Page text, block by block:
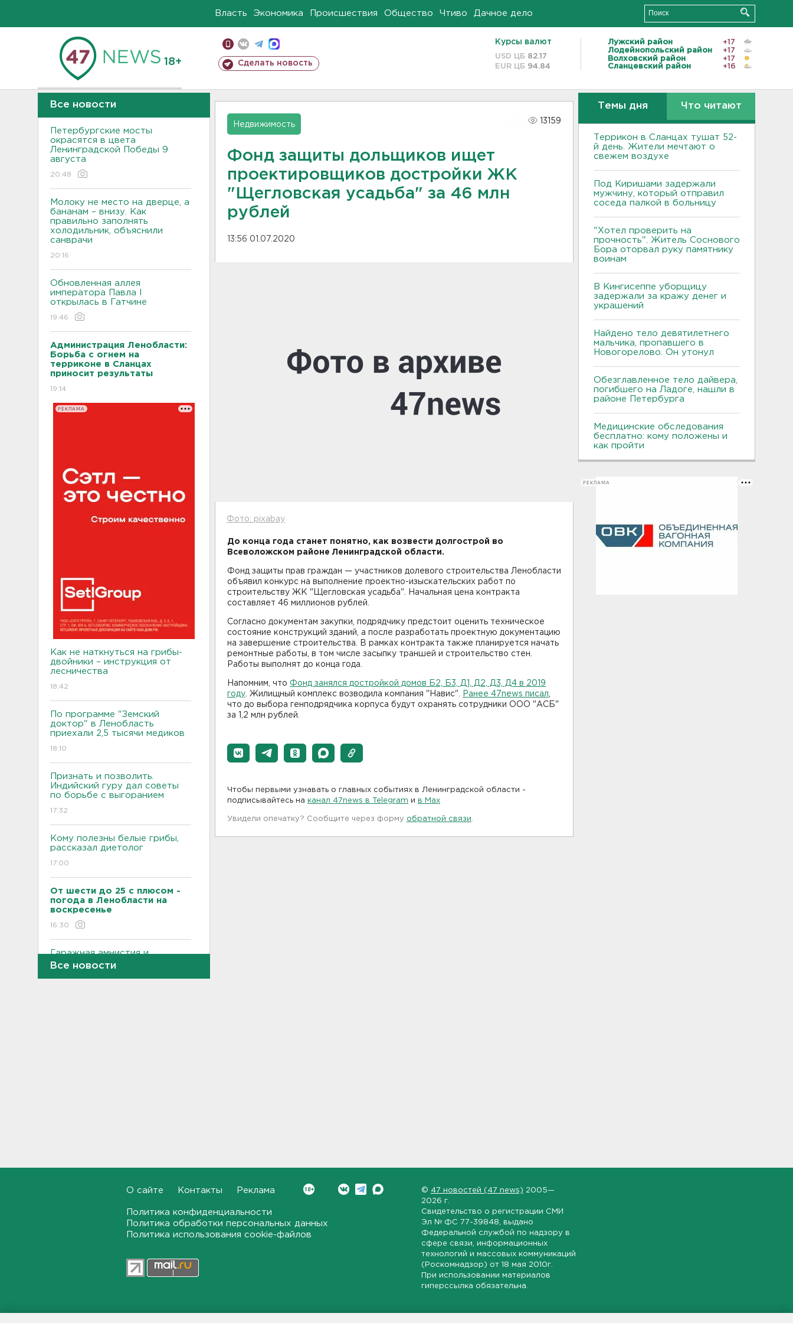
Власть Экономика Происшествия Общество Чтиво Дачное дело
18+ Сделать новость
Курсы валют
USD ЦБ 82.17
EUR ЦБ 94.84
Лужский район
+17
Лодейнопольский район
+17
Волховский район
+17
Сланцевский район
+16
Все новости
Петербургские мосты
окрасятся в цвета
Ленинградской Победы 9
августа
20:48
Молоку не место на дверце, а
бананам – внизу. Как
правильно заполнять
холодильник, объяснили
санврачи
20:16
Обновленная аллея
императора Павла I
открылась в Гатчине
19:46
Администрация Ленобласти:
Борьба с огнем на
терриконе в Сланцах
приносит результаты
19:14
РЕКЛАМА
Как не наткнуться на грибы-
двойники – инструкция от
лесничества
18:42
По программе "Земский
доктор" в Ленобласть
приехали 2,5 тысячи медиков
18:10
Признать и позволить.
Индийский гуру дал советы
по борьбе с выгоранием
17:32
Кому полезны белые грибы,
рассказал диетолог
17:00
От шести до 25 с плюсом -
погода в Ленобласти на
воскресенье
16:30
Гаражная амнистия и
лекарства. Какие законы
БПЛА повреждены 15
Скончался отец футболиста
Все новости
Недвижимость
13159
Фонд защиты дольщиков ищет
проектировщиков достройки ЖК
"Щегловская усадьба" за 46 млн
рублей
13:56 01.07.2020
Фото: pixabay
До конца года станет понятно, как возвести долгострой во
Всеволожском районе Ленинградской области.
Фонд защиты прав граждан — участников долевого строительства Ленобласти
объявил конкурс на выполнение проектно-изыскательских работ по
строительству ЖК "Щегловская усадьба". Начальная цена контракта
составляет 46 миллионов рублей.
Согласно документам закупки, подрядчику предстоит оценить техническое
состояние конструкций зданий, а после разработать проектную документацию
на завершение строительства. В рамках контракта также планируется начать
ремонтные работы, в том числе засыпку траншей и строительство стен.
Работы выполнят до конца года.
Напомним, что Фонд занялся достройкой домов Б2, Б3, Д1, Д2, Д3, Д4 в 2019
году . Жилищный комплекс возводила компания "Навис". Ранее 47news писал
что до выбора генподрядчика корпуса будут охранять сотрудники ООО "АСБ"
за 1,2 млн рублей.
Чтобы первыми узнавать о главных событиях в Ленинградской области -
подписывайтесь на канал 47news в Telegram и в Maх
Увидели опечатку? Сообщите через форму обратной связи
Темы дня Что читают
Террикон в Сланцах тушат 52-
й день. Жители мечтают о
свежем воздухе
Под Киришами задержали
мужчину, который отправил
соседа палкой в больницу
"Хотел проверить на
прочность". Житель Соснового
Бора оторвал руку памятнику
воинам
В Кингисеппе уборщицу
задержали за кражу денег и
украшений
Найдено тело девятилетнего
мальчика, пропавшего в
Новогорелово. Он утонул
Обезглавленное тело дайвера,
погибшего на Ладоге, нашли в
районе Петербурга
Медицинские обследования
бесплатно: кому положены и
как пройти
РЕКЛАМА
О сайте Контакты Реклама
Политика конфиденциальности
Политика обработки персональных данных
Политика использования cookie-файлов
© 47 новостей (47 news) 2005—
2026 г.
Свидетельство о регистрации СМИ
Эл № ФС 77-39848 , выдано
Федеральной службой по надзору в
сфере связи, информационных
технологий и массовых коммуникаций
(Роскомнадзор) от 18 мая 2010г.
При использовании материалов
гиперссылка обязательна.